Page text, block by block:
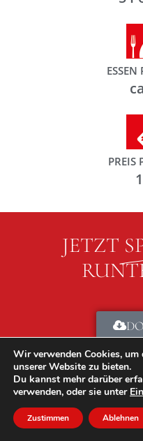
ESSEN
PREIS
JETZT
Wir verwenden Cookies,
unserer Website zu bieten.
Du kannst mehr darüber
verwenden, oder sie unter
Zustimmen Ablehnen